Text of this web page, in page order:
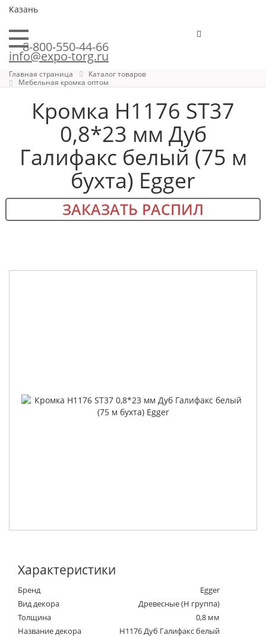
Казань
8-800-550-44-66
info@expo-torg.ru
Главная страница
Каталог товаров
Мебельная кромка оптом
Кромка H1176 ST37
0,8*23 мм Дуб
Галифакс белый (75 м
бухта) Egger
ЗАКАЗАТЬ РАСПИЛ
Характеристики
Бренд
Egger
Вид декора
Древесные (Н группа)
Толщина
0,8 мм
Название декора
H1176 Дуб Галифакс белый